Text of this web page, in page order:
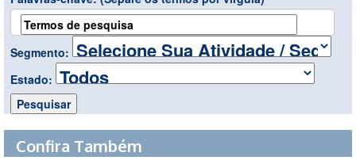
Segmento:
Estado:
Confira Também